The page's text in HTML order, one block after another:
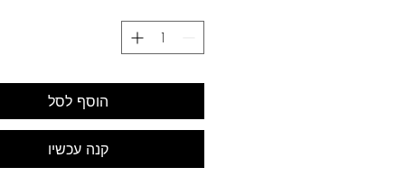
הוסף לסל
קנה עכשיו